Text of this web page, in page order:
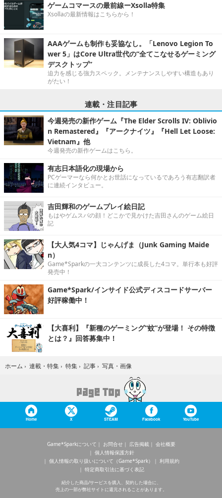
ゲームコマースの最前線ーXsolla特集
Xsollaの最新情報はこちらから！
AAAゲームも制作も妥協なし。「Lenovo Legion To
wer 5」はCore Ultra世代の“全てこなせるゲーミング
デスクトップ”
迫力を感じる強力スペック。メンテナンスしやすい構造もあり
がたい！
連載・注目記事
今週発売の新作ゲーム『The Elder Scrolls IV: Oblivio
n Remastered』『アークナイツ』『Hell Let Loose:
Vietnam』他
今週発売の新作ゲームはこちら。
有志日本語化の現場から
PCゲーマーなら何かとお世話になっているであろう有志翻訳者
に連続インタビュー。
吉田輝和のゲームプレイ絵日記
もはやゲムスパの顔！どこかで見かけた吉田さんのゲーム絵日
記
【大人気4コマ】じゃんげま（Junk Gaming Maide
n）
Game*Sparkの一大コンテンツに成長した4コマ。単行本も好評
発売中！
Game*Spark/インサイド公式ディスコードサーバー
好評稼働中！
【大喜利】『新種のゲーミング“蚊”が登場！ その特徴
とは？』回答募集中！
ホーム › 連載・特集 › 特集 › 記事 › 写真・画像
Home X STEAM Facebook YouTube
Game*Sparkについて お問合せ 広告掲載
会社概要
個人情報保護方針
個人情報の取り扱いについて（Game*Spark）
利用規約
特定商取引法に基づく表記
紹介した商品/サービスを購入、契約した場合に、
売上の一部が弊社サイトに還元されることがあります。